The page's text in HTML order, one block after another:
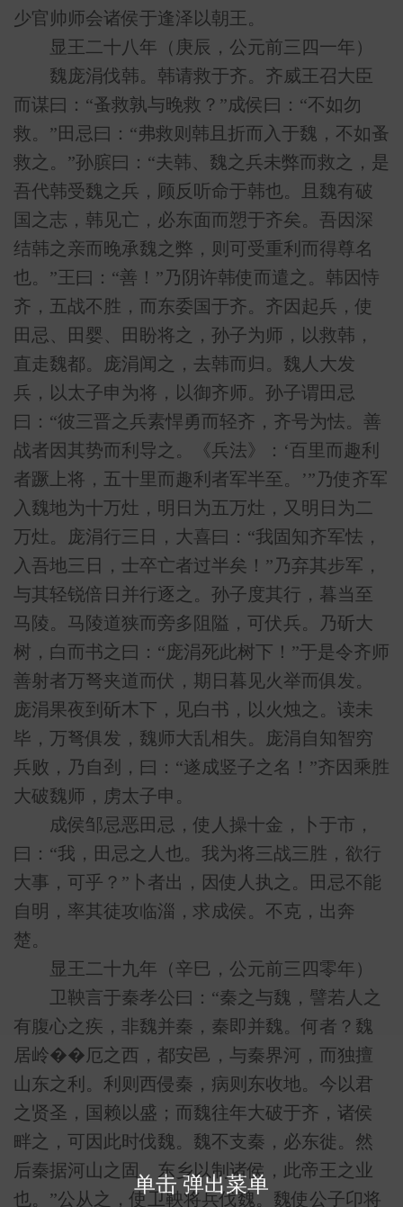
少官帅师会诸侯于逢泽以朝王。
显王二十八年（庚辰，公元前三四一年）
魏庞涓伐韩。韩请救于齐。齐威王召大臣
而谋曰：“蚤救孰与晚救？”成侯曰：“不如勿
救。”田忌曰：“弗救则韩且折而入于魏，不如蚤
救之。”孙膑曰：“夫韩、魏之兵未弊而救之，是
吾代韩受魏之兵，顾反听命于韩也。且魏有破
国之志，韩见亡，必东面而愬于齐矣。吾因深
结韩之亲而晚承魏之弊，则可受重利而得尊名
也。”王曰：“善！”乃阴许韩使而遣之。韩因恃
齐，五战不胜，而东委国于齐。齐因起兵，使
田忌、田婴、田盼将之，孙子为师，以救韩，
直走魏都。庞涓闻之，去韩而归。魏人大发
兵，以太子申为将，以御齐师。孙子谓田忌
曰：“彼三晋之兵素悍勇而轻齐，齐号为怯。善
战者因其势而利导之。《兵法》：‘百里而趣利
者蹶上将，五十里而趣利者军半至。’”乃使齐军
入魏地为十万灶，明日为五万灶，又明日为二
万灶。庞涓行三日，大喜曰：“我固知齐军怯，
入吾地三日，士卒亡者过半矣！”乃弃其步军，
与其轻锐倍日并行逐之。孙子度其行，暮当至
马陵。马陵道狭而旁多阻隘，可伏兵。乃斫大
树，白而书之曰：“庞涓死此树下！”于是令齐师
善射者万弩夹道而伏，期日暮见火举而俱发。
庞涓果夜到斫木下，见白书，以火烛之。读未
毕，万弩俱发，魏师大乱相失。庞涓自知智穷
兵败，乃自刭，曰：“遂成竖子之名！”齐因乘胜
大破魏师，虏太子申。
成侯邹忌恶田忌，使人操十金，卜于市，
曰：“我，田忌之人也。我为将三战三胜，欲行
大事，可乎？”卜者出，因使人执之。田忌不能
自明，率其徒攻临淄，求成侯。不克，出奔
楚。
显王二十九年（辛巳，公元前三四零年）
卫鞅言于秦孝公曰：“秦之与魏，譬若人之
有腹心之疾，非魏并秦，秦即并魏。何者？魏
居岭��厄之西，都安邑，与秦界河，而独擅
山东之利。利则西侵秦，病则东收地。今以君
之贤圣，国赖以盛；而魏往年大破于齐，诸侯
畔之，可因此时伐魏。魏不支秦，必东徙。然
后秦据河山之固，东乡以制诸侯，此帝王之业
也。”公从之，使卫鞅将兵伐魏。魏使公子卬将
单击 弹出菜单